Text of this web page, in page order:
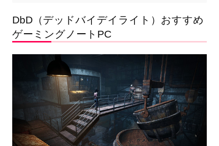
DbD（デッドバイデイライト）おすすめ
ゲーミングノートPC